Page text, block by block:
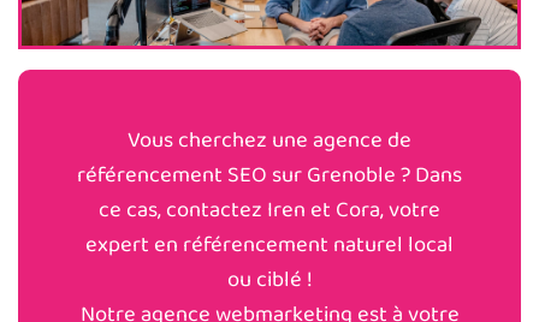
Vous cherchez une agence de
référencement SEO sur Grenoble ? Dans
ce cas, contactez Iren et Cora, votre
expert en référencement naturel local
ou ciblé !
Notre agence webmarketing est à votre